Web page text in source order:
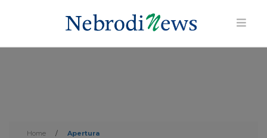
Home / Apertura